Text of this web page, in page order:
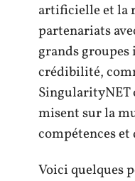
artificielle et la
partenariats
grands
crédibilité,
SingularityNET
misent sur la
compétences et
Voici quelques